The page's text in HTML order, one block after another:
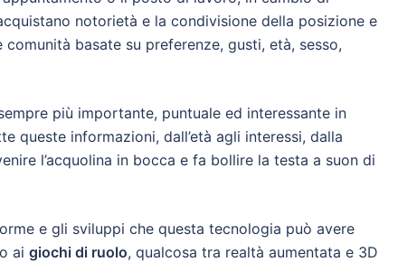
notorietà e la condivisione della posizione e
basate su preferenze, gusti, età, sesso,
più importante, puntuale ed interessante in
queste informazioni, dall’età agli interessi, dalla
l’acquolina in bocca e fa bollire la testa a suon di
e gli sviluppi che questa tecnologia può avere
ai giochi di ruolo, qualcosa tra realtà aumentata e 3D